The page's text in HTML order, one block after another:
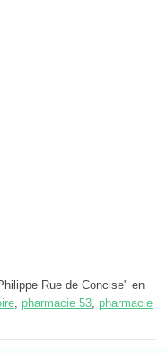
Rue de Concise" en
, pharmacie 53, pharmacie